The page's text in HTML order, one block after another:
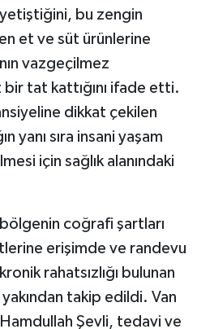
bu zengin
et ve süt ürünlerine
vazgeçilmez
tat kattığını ifade etti.
dikkat çekilen
yanı sıra insani yaşam
için sağlık alanındaki
coğrafi şartları
erişimde ve randevu
rahatsızlığı bulunan
takip edildi. Van
Şevli, tedavi ve